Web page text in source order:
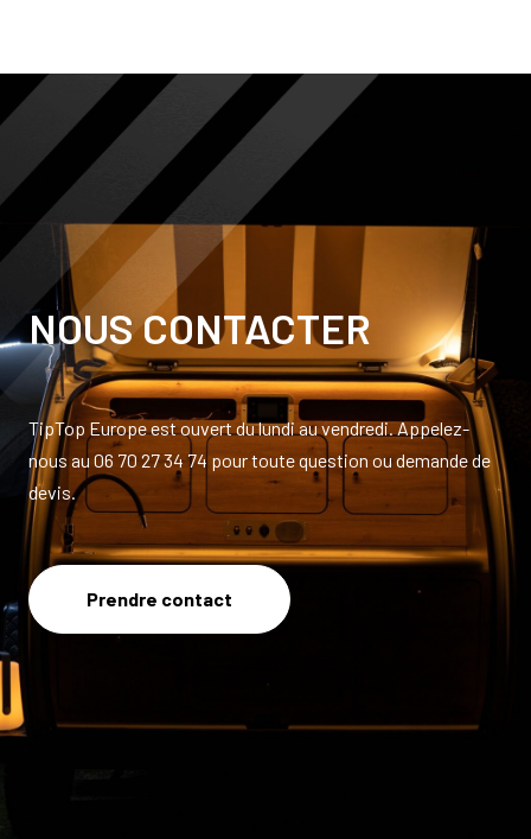
NOUS CONTACTER
TipTop Europe est ouvert du lundi au vendredi. Appelez-
nous au 06 70 27 34 74 pour toute question ou demande de
devis.
Prendre contact